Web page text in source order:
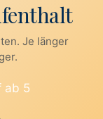
Je länger
ab 5